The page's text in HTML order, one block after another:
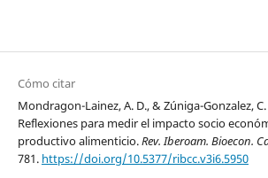
Cómo citar
Mondragon-Lainez, A. D., & Zúniga-Gonzalez,
Reflexiones para medir el impacto socio
productivo alimenticio.Rev. Iberoam. Bioecon.
781. https://doi.org/10.5377/ribcc.v3i6.5950